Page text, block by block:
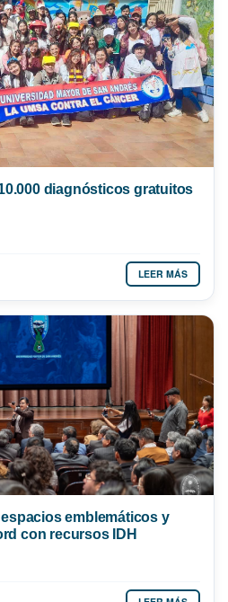
diagnósticos gratuitos
LEER MÁS
emblemáticos y
con recursos IDH